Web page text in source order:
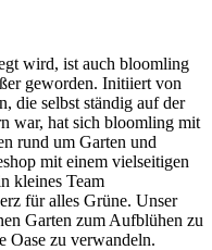
wird, ist auch bloomling
geworden. Initiiert von
die selbst ständig auf der
war, hat sich bloomling mit
rund um Garten und
mit einem vielseitigen
kleines Team
für alles Grüne. Unser
Garten zum Aufblühen zu
Oase zu verwandeln.